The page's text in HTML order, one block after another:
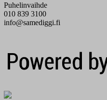
Puhelinvaihde
010 839 3100
info@samediggi.fi